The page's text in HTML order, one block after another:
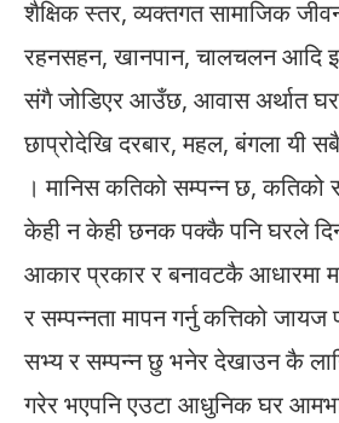
शैक्षिक स्तर, व्यक्तगत सामाजिक
रहनसहन, खानपान, चालचलन आदि
संगै जोडिएर आउँछ, आवास अर्थात
छाप्रोदेखि दरबार, महल, बंगला यी
। मानिस कतिको सम्पन्न छ,
केही न केही छनक पक्कै पनि घरले
आकार प्रकार र बनावटकै आधारमा
र सम्पन्नता मापन गर्नु कत्तिको
सभ्य र सम्पन्न छु भनेर देखाउन कै
गरेर भएपनि एउटा आधुनिक घर